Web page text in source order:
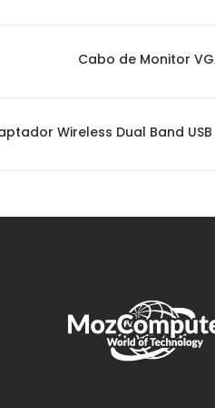
Cabo de Monitor
Wireless Dual Band